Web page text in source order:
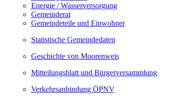
Energie / Wasserversorgung
Gemeinderat
Gemeindeteile und Einwohner
Statistische Gemeindedaten
Geschichte von Moorenweis
Mitteilungsblatt und Bürgerversammlung
Verkehrsanbindung ÖPNV